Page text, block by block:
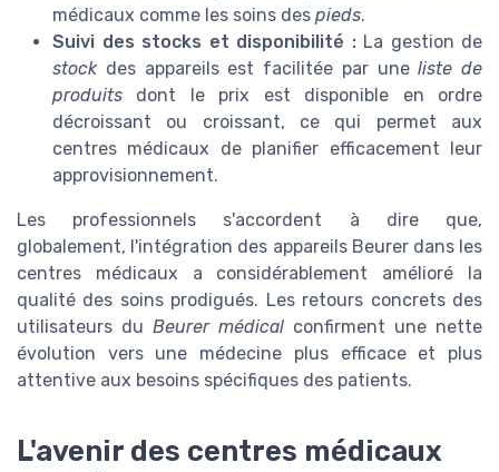
médicaux comme les soins des pieds.
Suivi des stocks et disponibilité : La gestion de
stockdes appareils est facilitée par uneliste de
produits dont le prix est disponible en ordre
décroissant ou croissant, ce qui permet aux
centres médicaux de planifier efficacement leur
approvisionnement.
Les professionnels s'accordent à dire que,
globalement, l'intégration des appareils Beurer dans les
centres médicaux a considérablement amélioré la
qualité des soins prodigués. Les retours concrets des
utilisateurs du Beurer médical confirment une nette
évolution vers une médecine plus efficace et plus
attentive aux besoins spécifiques des patients.
L'avenir des centres médicaux